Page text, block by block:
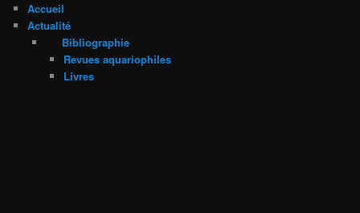
Accueil
Actualité
Bibliographie
Revues aquariophiles
Livres